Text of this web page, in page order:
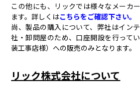
この他にも、リックでは様々なメーカ
ます。詳しくはこちらをご確認下さい。
尚、製品の購入について、弊社はイン
社・卸問屋のため、口座開設を行って
装工事店様）への販売のみとなります。
リック株式会社について